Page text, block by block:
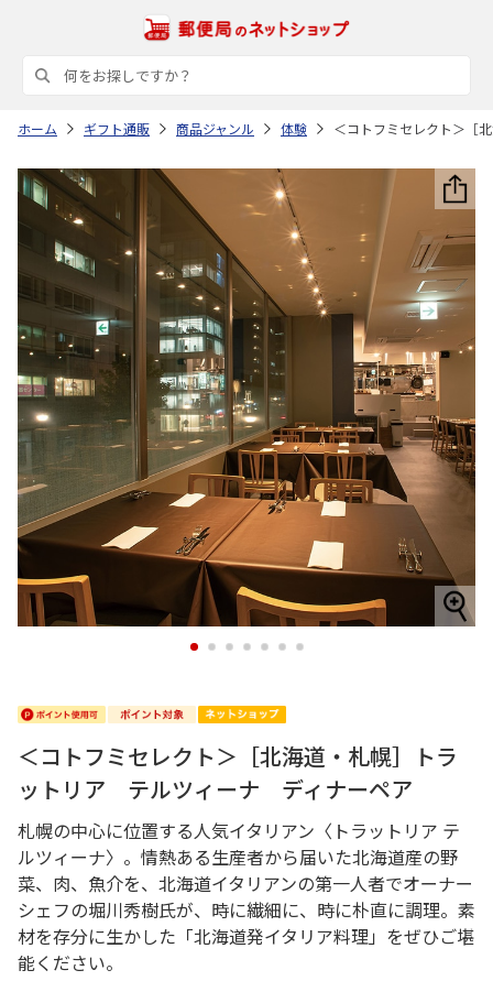
ホーム ギフト通販 商品ジャンル 体験 ＜コトフミセレクト＞［
1 2 3 4 5 6 7
＜コトフミセレクト＞［北海道・札幌］トラ
ットリア テルツィーナ ディナーペア
札幌の中心に位置する人気イタリアン〈トラットリア テ
ルツィーナ〉。情熱ある生産者から届いた北海道産の野
菜、肉、魚介を、北海道イタリアンの第一人者でオーナー
シェフの堀川秀樹氏が、時に繊細に、時に朴直に調理。素
材を存分に生かした「北海道発イタリア料理」をぜひご堪
能ください。